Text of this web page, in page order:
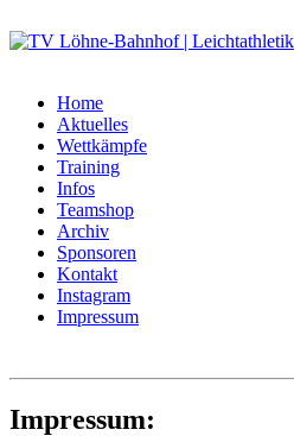
Home
Aktuelles
Wettkämpfe
Training
Infos
Teamshop
Archiv
Sponsoren
Kontakt
Instagram
Impressum
Impressum: